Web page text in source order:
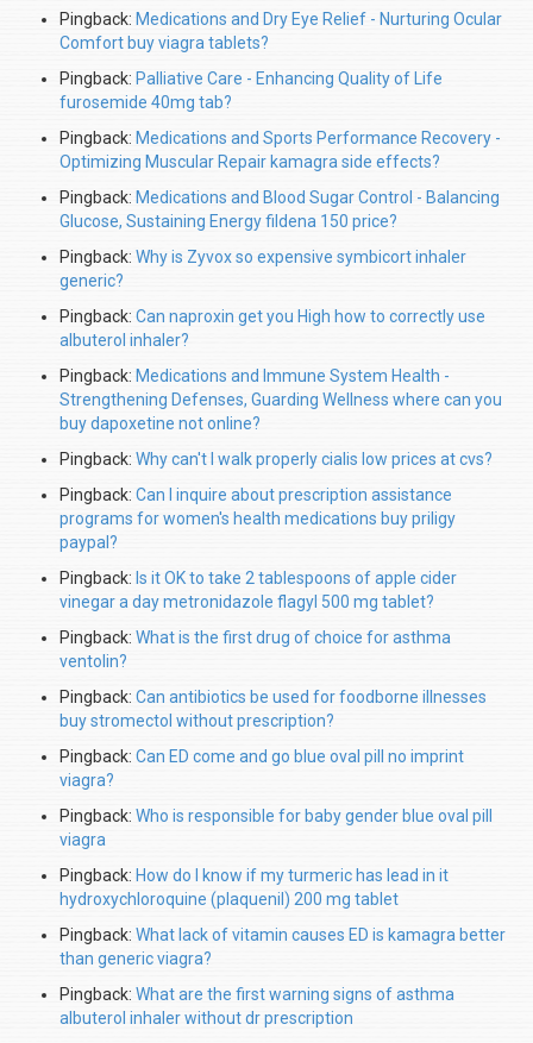
Pingback: Medications and Dry Eye Relief - Nurturing Ocular
Comfort buy viagra tablets?
Pingback: Palliative Care - Enhancing Quality of Life
furosemide 40mg tab?
Pingback: Medications and Sports Performance Recovery -
Optimizing Muscular Repair kamagra side effects?
Pingback: Medications and Blood Sugar Control - Balancing
Glucose, Sustaining Energy fildena 150 price?
Pingback: Why is Zyvox so expensive symbicort inhaler
generic?
Pingback: Can naproxin get you High how to correctly use
albuterol inhaler?
Pingback: Medications and Immune System Health -
Strengthening Defenses, Guarding Wellness where can you
buy dapoxetine not online?
Pingback: Why can't I walk properly cialis low prices at cvs?
Pingback: Can I inquire about prescription assistance
programs for women's health medications buy priligy
paypal?
Pingback: Is it OK to take 2 tablespoons of apple cider
vinegar a day metronidazole flagyl 500 mg tablet?
Pingback: What is the first drug of choice for asthma
ventolin?
Pingback: Can antibiotics be used for foodborne illnesses
buy stromectol without prescription?
Pingback: Can ED come and go blue oval pill no imprint
viagra?
Pingback: Who is responsible for baby gender blue oval pill
viagra
Pingback: How do I know if my turmeric has lead in it
hydroxychloroquine (plaquenil) 200 mg tablet
Pingback: What lack of vitamin causes ED is kamagra better
than generic viagra?
Pingback: What are the first warning signs of asthma
albuterol inhaler without dr prescription